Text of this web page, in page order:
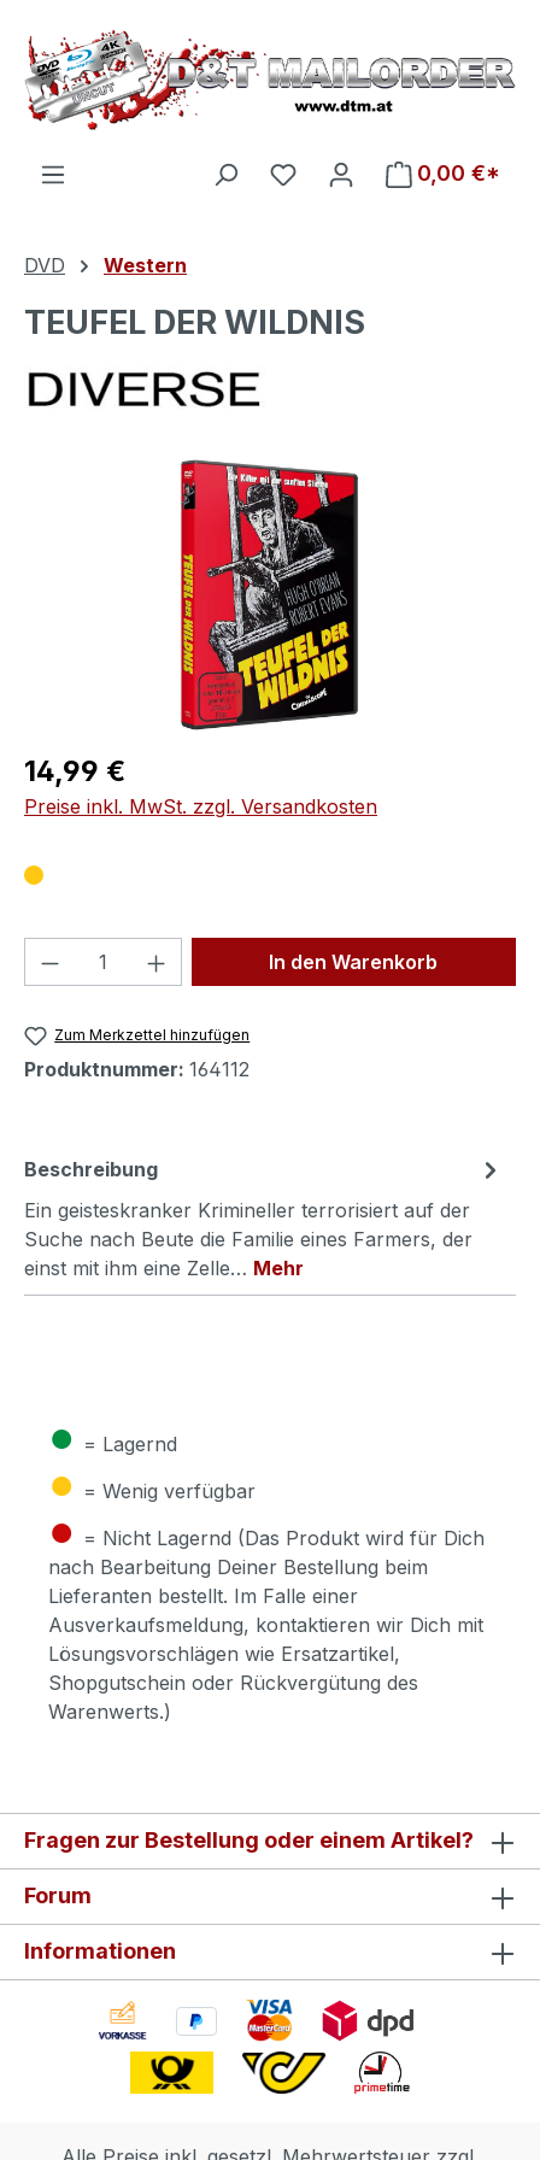
Zum Hauptinhalt springen
Du hast 0 Produkte auf
0,00 €*
DVD Western
TEUFEL DER WILDNIS
Bildergalerie überspringen
Regulärer Preis:
14,99 €
Preise inkl. MwSt. zzgl. Versandkosten
Produkt Anzahl: Gib denIn den Warenkorb
Zum Merkzettel hinzufügen
Produktnummer: 164112
Beschreibung
Ein geisteskranker Krimineller terrorisiert auf der
Suche nach Beute die Familie eines Farmers, der
einst mit ihm eine Zelle… Mehr
● = Lagernd
● = Wenig verfügbar
● = Nicht Lagernd (Das Produkt wird für Dich
nach Bearbeitung Deiner Bestellung beim
Lieferanten bestellt. Im Falle einer
Ausverkaufsmeldung, kontaktieren wir Dich mit
Lösungsvorschlägen wie Ersatzartikel,
Shopgutschein oder Rückvergütung des
Warenwerts.)
Fragen zur Bestellung oder einem Artikel?
Forum
Informationen